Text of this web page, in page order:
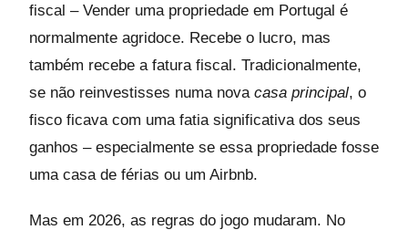
fiscal – Vender uma propriedade em Portugal é
normalmente agridoce. Recebe o lucro, mas
também recebe a fatura fiscal. Tradicionalmente,
se não reinvestisses numa nova casa principal, o
fisco ficava com uma fatia significativa dos seus
ganhos – especialmente se essa propriedade fosse
uma casa de férias ou um Airbnb.
Mas em 2026, as regras do jogo mudaram. No